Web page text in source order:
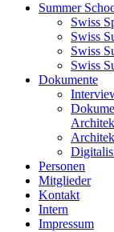
Summer
Swiss
Swiss
Swiss
Swiss
Dokumente
Personen
Mitglieder
Kontakt
Intern
Impressum